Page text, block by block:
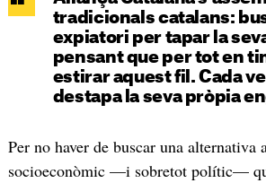
tradicionals catalans:
expiatori per tapar la
pensant que per tot en
estirar aquest fil. Cada
destapa la seva pròpia
Per no haver de buscar una alternativa
socioeconòmic —i sobretot polític—